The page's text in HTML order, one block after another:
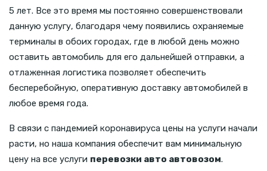
5 лет. Все это время мы постоянно совершенствовали
данную услугу, благодаря чему появились охраняемые
терминалы в обоих городах, где в любой день можно
оставить автомобиль для его дальнейшей отправки, а
отлаженная логистика позволяет обеспечить
бесперебойную, оперативную доставку автомобилей в
любое время года.
В связи с пандемией коронавируса цены на услуги начали
расти, но наша компания обеспечит вам минимальную
цену на все услуги перевозки авто автовозом.